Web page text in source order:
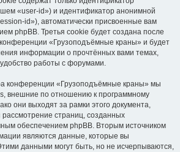
«user-id») и идентификатор анонимной
id»), автоматически присвоенные вам
phpBB. Третья cookie будет создана после
«Грузоподъёмные краны» и будет
информации о прочтённых вами темах,
работы с форумами.
конференции «Грузоподъёмные краны» мы
внешние по отношению к программному
они выходят за рамки этого документа,
рассмотрение страниц, созданных
обеспечением phpBB. Вторым источником
являются данные, которые вы
данными могут быть, но не исчерпываются,